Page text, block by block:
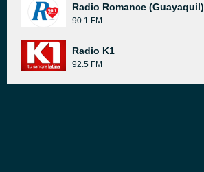
Radio Romance (Guayaquil)
90.1 FM
Radio K1
92.5 FM